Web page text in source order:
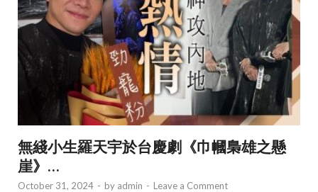
無綫小生羅天宇於台慶劇《巾幗梟雄之懸
崖》…
October 31, 2024 - by admin - Leave a Comment